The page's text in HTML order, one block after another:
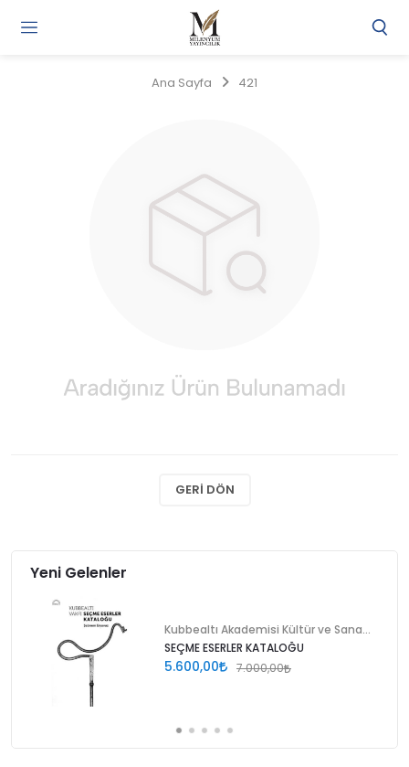
Ana Sayfa 421
GERI DÖN
Yeni Gelenler
SEÇME ESERLER KATALOĞU
5.600,00 7.000,00